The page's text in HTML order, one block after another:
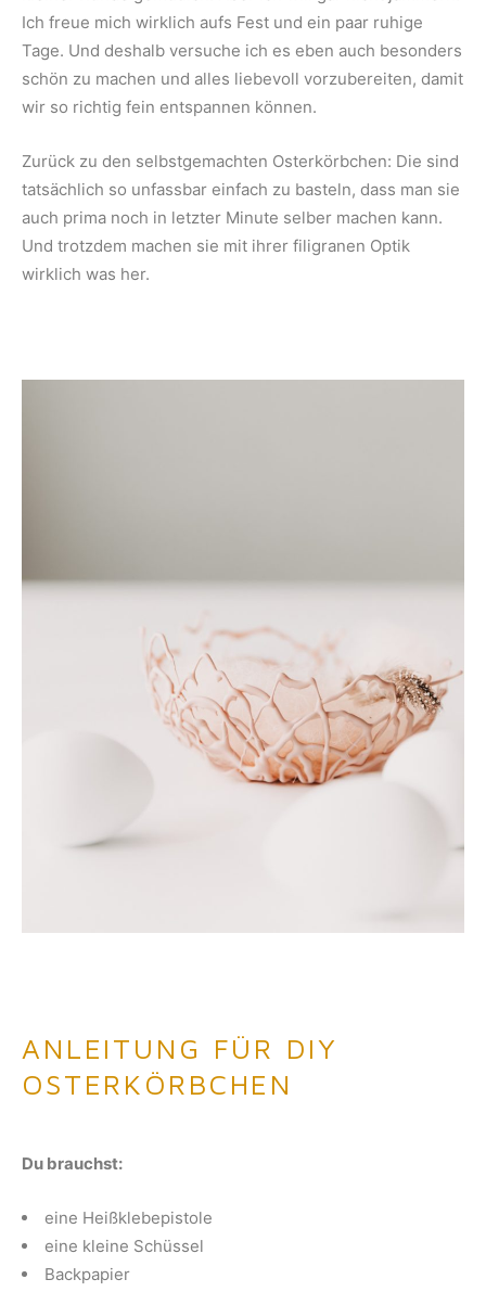
Ich freue mich wirklich aufs Fest und ein paar ruhige
Tage. Und deshalb versuche ich es eben auch besonders
schön zu machen und alles liebevoll vorzubereiten, damit
wir so richtig fein entspannen können.
Zurück zu den selbstgemachten Osterkörbchen: Die sind
tatsächlich so unfassbar einfach zu basteln, dass man sie
auch prima noch in letzter Minute selber machen kann.
Und trotzdem machen sie mit ihrer filigranen Optik
wirklich was her.
ANLEITUNG FÜR DIY
OSTERKÖRBCHEN
Du brauchst:
eine Heißklebepistole
eine kleine Schüssel
Backpapier